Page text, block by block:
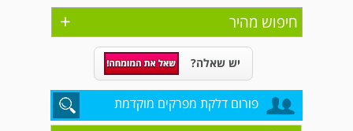
+ חיפוש מהיר
יש שאלה?
פורום דלקת מפרקים מוקדמת